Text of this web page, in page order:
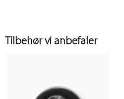
Tilbehør vi anbefaler